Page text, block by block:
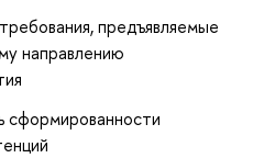
предъявляемые
направлению
сформированности